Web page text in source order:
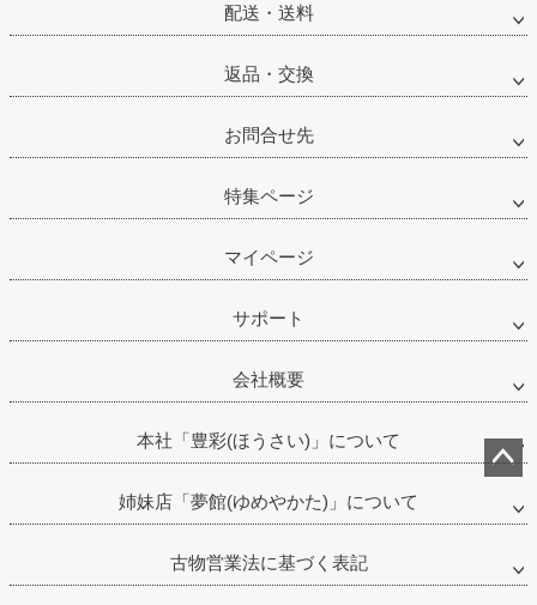
ジト
配送・送料
返品・交換
お問合せ先
特集ページ
マイページ
サポート
会社概要
本社「豊彩(ほうさい)」について
姉妹店「夢館(ゆめやかた)」について
古物営業法に基づく表記